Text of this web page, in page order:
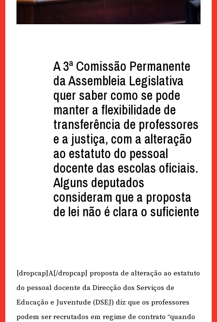
A 3ª Comissão Permanente
da Assembleia Legislativa
quer saber como se pode
manter a flexibilidade de
transferência de professores
e a justiça, com a alteração
ao estatuto do pessoal
docente das escolas oficiais.
Alguns deputados
consideram que a proposta
de lei não é clara o suficiente
[dropcap]A[/dropcap] proposta de alteração ao estatuto
do pessoal docente da Direcção dos Serviços de
Educação e Juventude (DSEJ) diz que os professores
podem ser recrutados em regime de contrato “quando